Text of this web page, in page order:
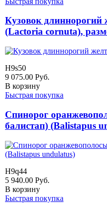
Кузовок
(Lactoria cornuta),
H9s50
9 075.00 Руб.
В корзину
Быстрая покупка
Спинорог
балистап) (Balistapus
H9q44
5 940.00 Руб.
В корзину
Быстрая покупка